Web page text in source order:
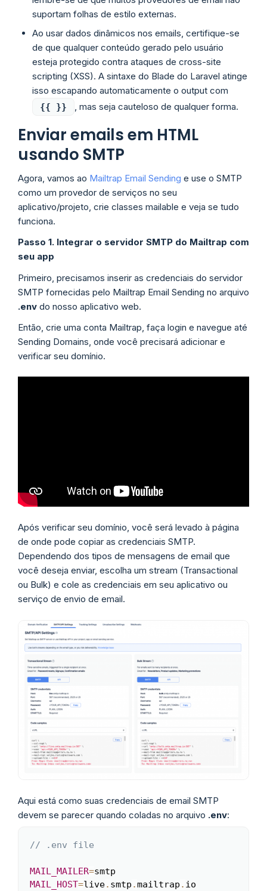
suportam folhas de estilo externas.
Ao usar dados dinâmicos nos emails, certifique-se
de que qualquer conteúdo gerado pelo usuário
esteja protegido contra ataques de cross-site
scripting (XSS). A sintaxe do Blade do Laravel atinge
isso escapando automaticamente o output com
{{ }} , mas seja cauteloso de qualquer forma.
Enviar emails em HTML
usando SMTP
Agora, vamos ao Mailtrap Email Sending e use o SMTP
como um provedor de serviços no seu
aplicativo/projeto, crie classes mailable e veja se tudo
funciona.
Passo 1. Integrar o servidor SMTP do Mailtrap com
seu app
Primeiro, precisamos inserir as credenciais do servidor
SMTP fornecidas pelo Mailtrap Email Sending no arquivo
.env do nosso aplicativo web.
Então, crie uma conta Mailtrap, faça login e navegue até
Sending Domains, onde você precisará adicionar e
verificar seu domínio.
Após verificar seu domínio, você será levado à página
de onde pode copiar as credenciais SMTP.
Dependendo dos tipos de mensagens de email que
você deseja enviar, escolha um stream (Transactional
ou Bulk) e cole as credenciais em seu aplicativo ou
serviço de envio de email.
Aqui está como suas credenciais de email SMTP
devem se parecer quando coladas no arquivo .env:
// .env file
MAIL_MAILER=
MAIL_HOST=live. smtp .mailtrap .